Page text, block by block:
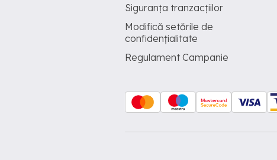
Siguranța tranzacțiilor
Modifică setările de
confidențialitate
Regulament Campanie